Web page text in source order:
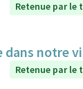
Retenue par le
dans notre
Retenue par le